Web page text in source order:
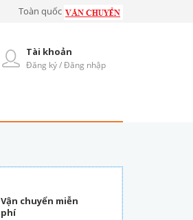
Toàn quốc
Tài khoản
Đăng ký / Đăng nhập
Vận chuyển miễn
phí